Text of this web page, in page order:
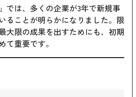
では、多くの企業が3年で新規事
ることが明らかになりました。限
大限の成果を出すためにも、初期
て重要です。